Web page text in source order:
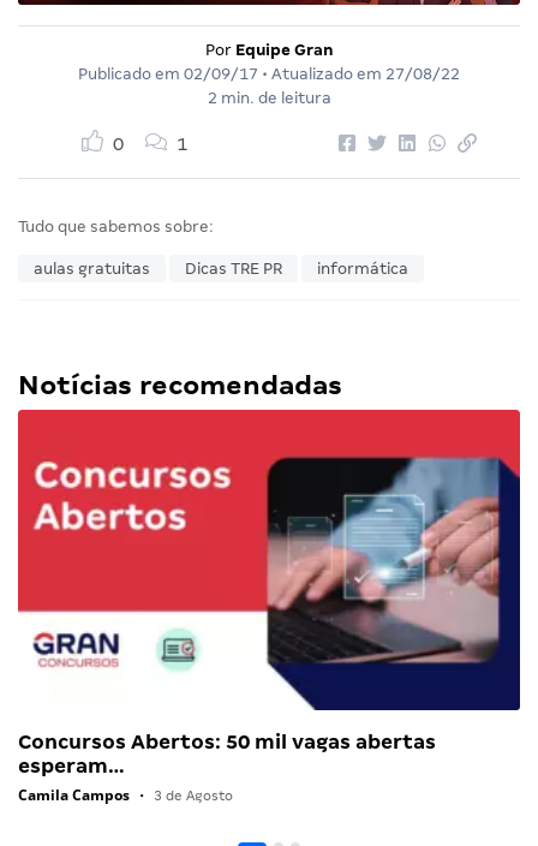
Por Equipe Gran
Publicado em 02/09/17 • Atualizado em 27/08/22
2 min. de leitura
0 1
Tudo que sabemos sobre:
aulas gratuitas Dicas TRE PR informática
Notícias recomendadas
Concursos Abertos: 50 mil vagas abertas
esperam…
Camila Campos • 3 de Agosto